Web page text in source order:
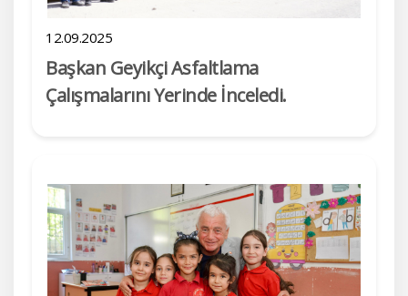
12.09.2025
Başkan Geyikçi Asfaltlama
Çalışmalarını Yerinde İnceledi.